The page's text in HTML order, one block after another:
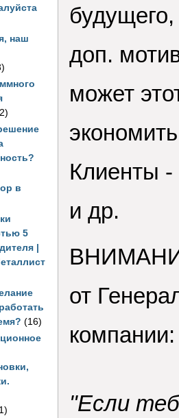
наш
в
5
|
(16)
доп.
может
Клиенты
и др.
от
"Если